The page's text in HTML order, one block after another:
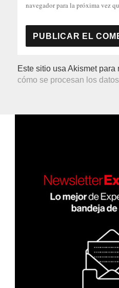
navegador para la próxima vez
Este sitio usa Akismet
cómo se procesan los